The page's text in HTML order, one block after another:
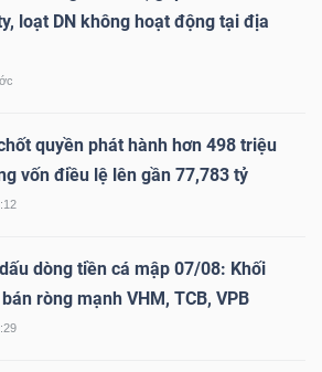
loạt DN không hoạt động tại địa
quyền phát hành hơn 498 triệu
vốn điều lệ lên gần 77,783 tỷ
dòng tiền cá mập 07/08: Khối
ròng mạnh VHM, TCB, VPB